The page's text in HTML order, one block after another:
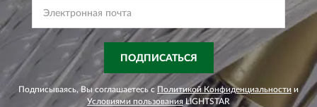
ПОДПИСАТЬСЯ
Подписываясь, Вы соглашаетесь с Политикой Конфиденциальности и
Условиями пользованияLIGHTSTAR